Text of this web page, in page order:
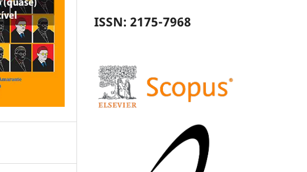
ISSN: 2175-7968